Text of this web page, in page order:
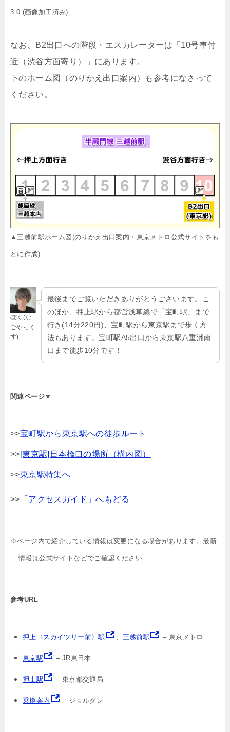
3.0 (画像加工済み)
なお、B2出口への階段・エスカレーターは「10号車付
近（渋谷方面寄り）」にあります。
下のホーム図（のりかえ出口案内）も参考になさって
ください。
▲三越前駅ホーム図(のりかえ出口案内・東京メトロ公式サイトをも
とに作成)
ぼく(な
ごやっく
す)
最後までご覧いただきありがとうございます。こ
のほか、押上駅から都営浅草線で「宝町駅」まで
行き(14分220円)、宝町駅から東京駅まで歩く方
法もあります。宝町駅A5出口から東京駅八重洲南
口まで徒歩10分です！
関連ページ▼
>>宝町駅から東京駅への徒歩ルート
>>[東京駅]日本橋口の場所（構内図）
>>東京駅特集へ
>> 「アクセスガイド」へもどる
※ページ内で紹介している情報は変更になる場合があります。最新
情報は公式サイトなどでご確認ください
参考URL
押上〈スカイツリー前〉駅 三越前駅 – 東京メトロ
東京駅 – JR東日本
押上駅 – 東京都交通局
乗換案内 – ジョルダン